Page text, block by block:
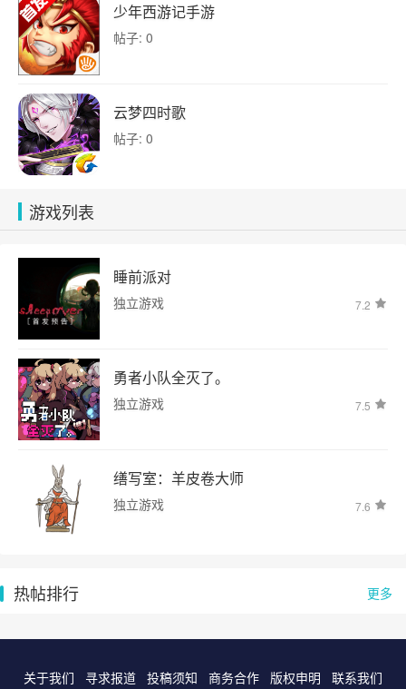
少年西游记手游
帖子: 0
云梦四时歌
帖子: 0
游戏列表
睡前派对
独立游戏 7.2
勇者小队全灭了。
独立游戏 7.5
缮写室：羊皮卷大师
独立游戏 7.6
更多
热帖排行
关于我们 寻求报道 投稿须知 商务合作 版权申明 联系我们